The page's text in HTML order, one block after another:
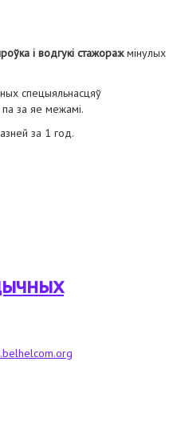
і водгукі стажора:кмінулых
спецыяльнасцяў
па за яе межамі.
за 1 год.